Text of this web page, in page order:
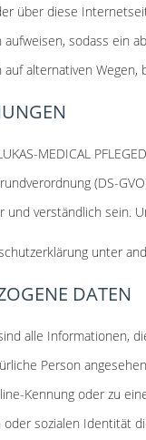
über diese
aufweisen, sodass ein
alternativen
MEDICAL
(DS-
und verständlich sein.
unter
DATEN
alle Informationen,
Person
Kennung oder zu
sozialen Identität